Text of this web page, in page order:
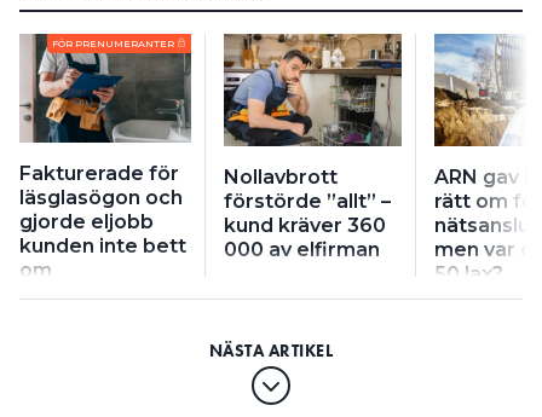
FÖR PRENUMERANTER
Fakturerade för
läsglasögon och
gjorde eljobb
kunden inte bett
om
Nollavbrott
förstörde ”allt” –
kund kräver 360
000 av elfirman
ARN gav
rätt om
men var
50 lax?